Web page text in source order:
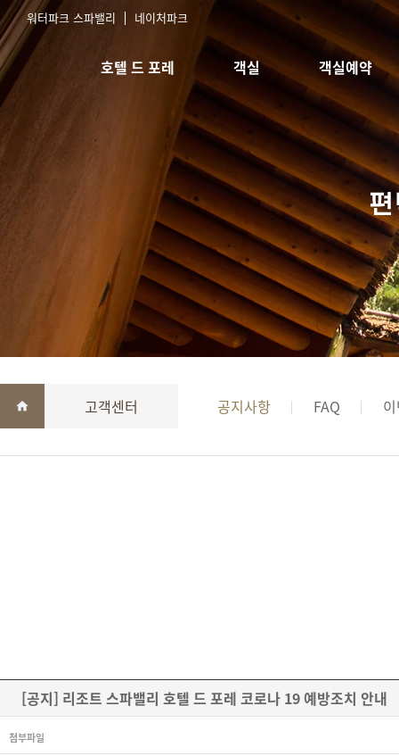
워터파크 스파밸리 네이처파크
호텔 드 포레 객실
스탠다드 침대
스탠다드 한실
한실취사형
스위트
객실예약
실시간예약
예약확인
고객센터 공지사항 FAQ
[공지] 리조트 스파밸리 호텔 드 포레 코로나 19 예방조치 안내
첨부파일